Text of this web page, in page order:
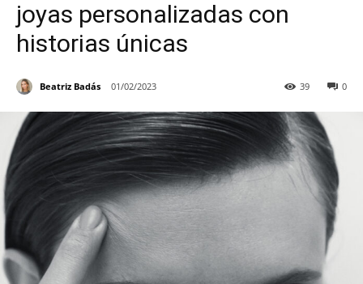
joyas personalizadas con
historias únicas
Beatriz Badás 01/02/2023 0
39